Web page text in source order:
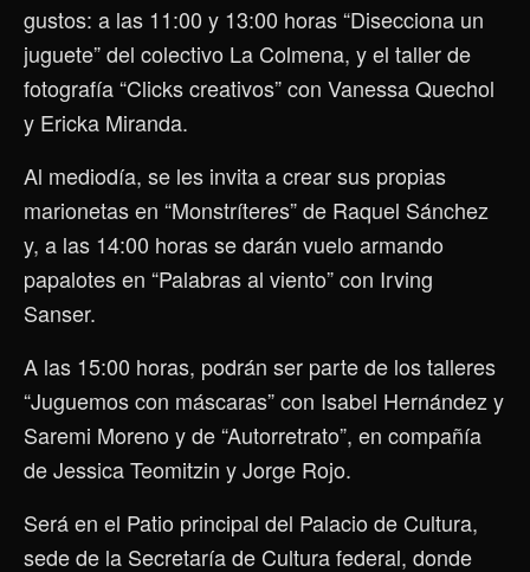
gustos: a las 11:00 y 13:00 horas “Disecciona un
juguete” del colectivo La Colmena, y el taller de
fotografía “Clicks creativos” con Vanessa Quechol
y Ericka Miranda.
Al mediodía, se les invita a crear sus propias
marionetas en “Monstríteres” de Raquel Sánchez
y, a las 14:00 horas se darán vuelo armando
papalotes en “Palabras al viento” con Irving
Sanser.
A las 15:00 horas, podrán ser parte de los talleres
“Juguemos con máscaras” con Isabel Hernández y
Saremi Moreno y de “Autorretrato”, en compañía
de Jessica Teomitzin y Jorge Rojo.
Será en el Patio principal del Palacio de Cultura,
sede de la Secretaría de Cultura federal, donde